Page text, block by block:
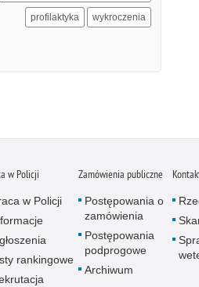
profilaktyka wykroczenia
w Policji
w Policji
rankingowe
Zamówienia publiczne
Postępowania o
zamówienia
Postępowania
podprogowe
Archiwum